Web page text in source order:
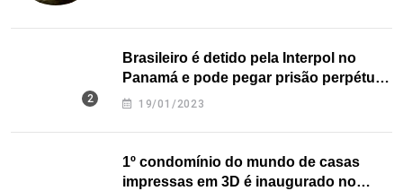
Brasileiro é detido pela Interpol no
Panamá e pode pegar prisão perpétua
nos EUA
19/01/2023
1º condomínio do mundo de casas
impressas em 3D é inaugurado no